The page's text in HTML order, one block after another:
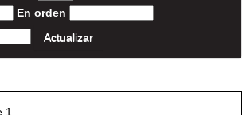
En orden